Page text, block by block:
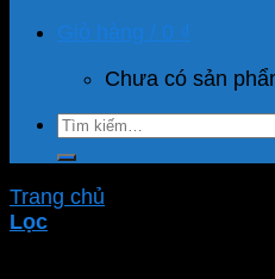
Giỏ hàng / 0 ₫
Chưa có sản
Tìm
kiếm:
Trang chủ
Lọc